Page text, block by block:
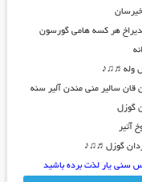
هر كسه هامي گورسون
وله♬♫♪
سالیر منی مندن آلیر سنه
گوزل
آتیر
گوزل♬♫♪
سنی یار لذت برده باشید